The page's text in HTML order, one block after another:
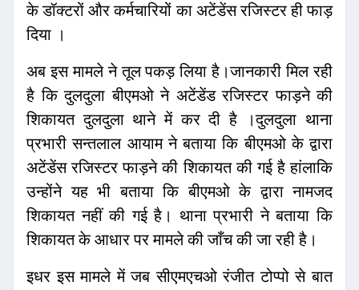
के डॉक्टरों और कर्मचारियों का अटेंडेंस रजिस्टर ही फाड़
दिया ।
अब इस मामले ने तूल पकड़ लिया है।जानकारी मिल रही
है कि दुलदुला बीएमओ ने अटेंडेंड रजिस्टर फाड़ने की
शिकायत दुलदुला थाने में कर दी है ।दुलदुला थाना
प्रभारी सन्तलाल आयाम ने बताया कि बीएमओ के द्वारा
अटेंडेंस रजिस्टर फाड़ने की शिकायत की गई है हांलाकि
उन्होंने यह भी बताया कि बीएमओ के द्वारा नामजद
शिकायत नहीं की गई है। थाना प्रभारी ने बताया कि
शिकायत के आधार पर मामले की जाँच की जा रही है।
इधर इस मामले में जब सीएमएचओ रंजीत टोप्पो से बात